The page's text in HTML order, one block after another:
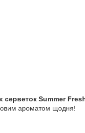
серветок Summer
ароматом щодня!